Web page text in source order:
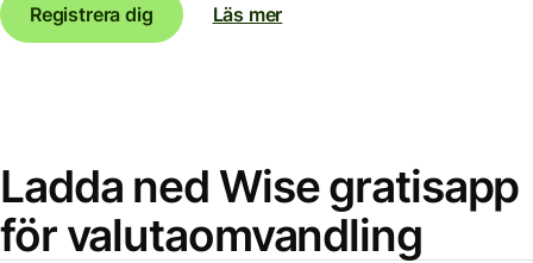
Registrera dig
Läs mer
Ladda ned Wise gratisapp
för valutaomvandling